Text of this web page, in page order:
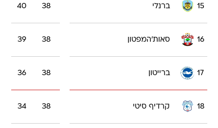
15 ברנלי 38
40
16 סאות'המפטון 38
39
17 ברייטון 38
36
18 קרדיף סיטי 38
34